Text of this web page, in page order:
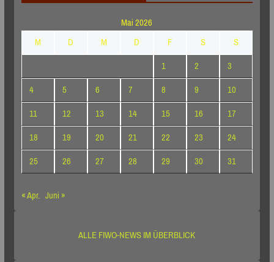
Mai 2026
M
D M D F S
S
1
2
3
4
5 6 7 8 9
10
11
12 13 14 15 16
17
18
19 20 21 22 23
24
25
26 27 28 29 30
31
« Apr. Juni »
ALLE FIWO-NEWS IM ÜBERBLICK